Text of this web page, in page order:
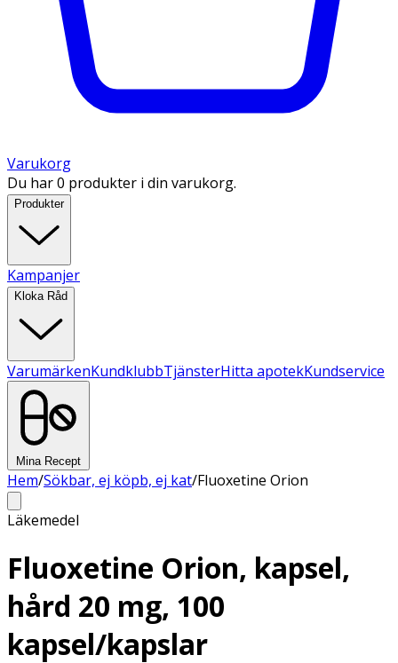
Varukorg
Du har 0 produkter i din varukorg.
Produkter
Kampanjer
Kloka Råd
VarumärkenKundklubbTjänsterHitta apotekKundservice
Mina Recept
Hem/Sökbar, ej köpb, ej kat/Fluoxetine Orion
Läkemedel
Fluoxetine Orion, kapsel,
hård 20 mg, 100
kapsel/kapslar